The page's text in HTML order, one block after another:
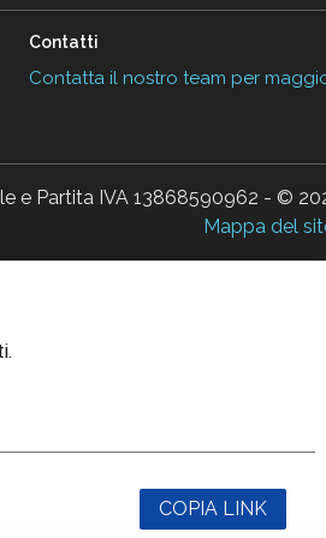
Contatti
Contatta il nostro team per
e Partita IVA 13868590962 - ©
Mappa del
COPIA LINK